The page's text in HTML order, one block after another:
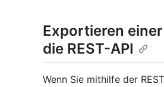
Exportieren
die REST-API
Wenn Sie mithilfe der